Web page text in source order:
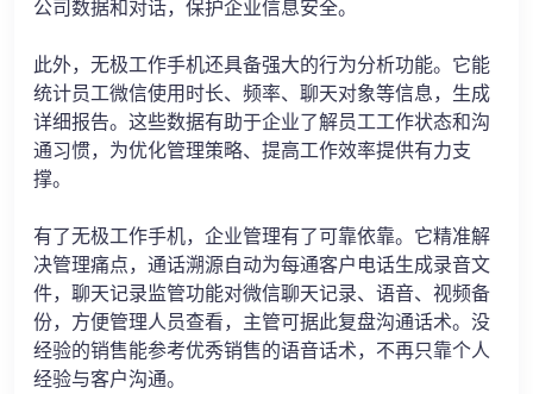
公司数据和对话，保护企业信息安全。
此外，无极工作手机还具备强大的行为分析功能。它能
统计员工微信使用时长、频率、聊天对象等信息，生成
详细报告。这些数据有助于企业了解员工工作状态和沟
通习惯，为优化管理策略、提高工作效率提供有力支
撑。
有了无极工作手机，企业管理有了可靠依靠。它精准解
决管理痛点，通话溯源自动为每通客户电话生成录音文
件，聊天记录监管功能对微信聊天记录、语音、视频备
份，方便管理人员查看，主管可据此复盘沟通话术。没
经验的销售能参考优秀销售的语音话术，不再只靠个人
经验与客户沟通。